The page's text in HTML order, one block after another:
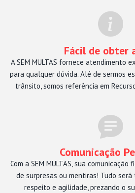
Fácil de obter
A SEM MULTAS fornece atendimento
para qualquer dúvida. Alé de sermos
trânsito, somos referência em
Comunicação
Com a SEM MULTAS, sua
de surpresas ou mentiras! Tudo
respeito e agilidade, prezando o